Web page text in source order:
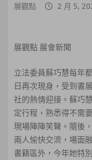
展觀點 2 月 5,
展觀點 展會新聞
立法委員蘇巧慧每年
日再次現身，受到書
社的熱情迎接。蘇巧
定行程，熟悉得不需
現場陣陣笑聲。隨後
兩人愉快交流，場面
書籍區外，今年她特